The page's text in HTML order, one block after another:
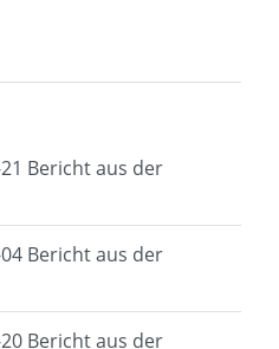
Bericht aus der
Bericht aus der
Bericht aus der